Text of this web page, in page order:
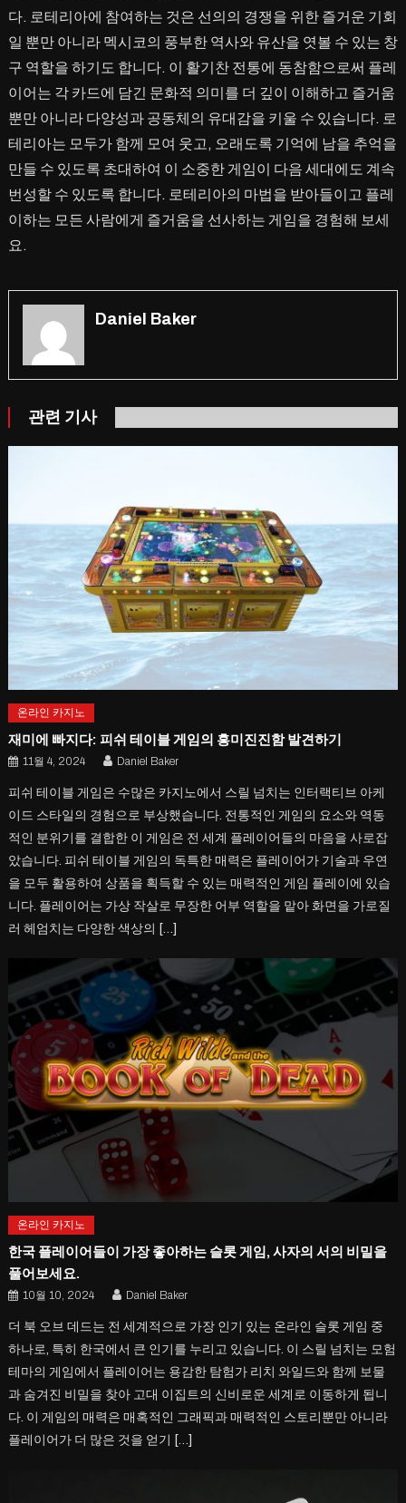
다. 로테리아에 참여하는 것은 선의의 경쟁을 위한 즐거운 기회
일 뿐만 아니라 멕시코의 풍부한 역사와 유산을 엿볼 수 있는 창
구 역할을 하기도 합니다. 이 활기찬 전통에 동참함으로써 플레
이어는 각 카드에 담긴 문화적 의미를 더 깊이 이해하고 즐거움
뿐만 아니라 다양성과 공동체의 유대감을 키울 수 있습니다. 로
테리아는 모두가 함께 모여 웃고, 오래도록 기억에 남을 추억을
만들 수 있도록 초대하여 이 소중한 게임이 다음 세대에도 계속
번성할 수 있도록 합니다. 로테리아의 마법을 받아들이고 플레
이하는 모든 사람에게 즐거움을 선사하는 게임을 경험해 보세
요.
Daniel Baker
관련 기사
온라인 카지노
재미에 빠지다: 피쉬 테이블 게임의 흥미진진함 발견하기
11월 4, 2024 Daniel Baker
피쉬 테이블 게임은 수많은 카지노에서 스릴 넘치는 인터랙티브 아케
이드 스타일의 경험으로 부상했습니다. 전통적인 게임의 요소와 역동
적인 분위기를 결합한 이 게임은 전 세계 플레이어들의 마음을 사로잡
았습니다. 피쉬 테이블 게임의 독특한 매력은 플레이어가 기술과 우연
을 모두 활용하여 상품을 획득할 수 있는 매력적인 게임 플레이에 있습
니다. 플레이어는 가상 작살로 무장한 어부 역할을 맡아 화면을 가로질
러 헤엄치는 다양한 색상의 […]
온라인 카지노
한국 플레이어들이 가장 좋아하는 슬롯 게임, 사자의 서의 비밀을
풀어보세요.
10월 10, 2024 Daniel Baker
더 북 오브 데드는 전 세계적으로 가장 인기 있는 온라인 슬롯 게임 중
하나로, 특히 한국에서 큰 인기를 누리고 있습니다. 이 스릴 넘치는 모험
테마의 게임에서 플레이어는 용감한 탐험가 리치 와일드와 함께 보물
과 숨겨진 비밀을 찾아 고대 이집트의 신비로운 세계로 이동하게 됩니
다. 이 게임의 매력은 매혹적인 그래픽과 매력적인 스토리뿐만 아니라
플레이어가 더 많은 것을 얻기 […]